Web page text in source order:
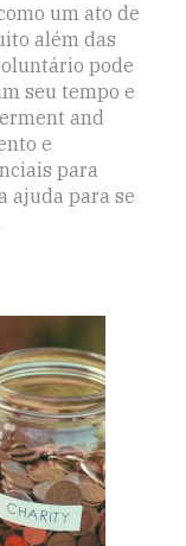
um ato de
além das
pode
seu tempo e
and
e
para
ajuda para se